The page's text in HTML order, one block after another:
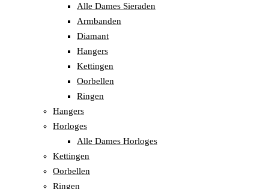
Alle Dames Sieraden
Armbanden
Diamant
Hangers
Kettingen
Oorbellen
Ringen
Hangers
Horloges
Alle Dames Horloges
Kettingen
Oorbellen
Ringen